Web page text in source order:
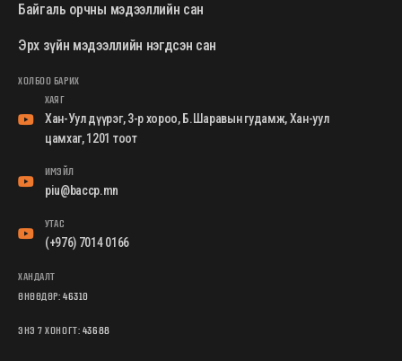
Байгаль орчны мэдээллийн сан
Эрх зүйн мэдээллийн нэгдсэн сан
ХОЛБОО БАРИХ
ХАЯГ
Хан-Уул дүүрэг, 3-р хороо, Б.Шаравын гудамж, Хан-уул
цамхаг, 1201 тоот
ИМЭЙЛ
piu@baccp.mn
УТАС
(+976) 7014 0166
ХАНДАЛТ
ӨНӨӨДӨР:46310
ЭНЭ 7 ХОНОГТ:43688